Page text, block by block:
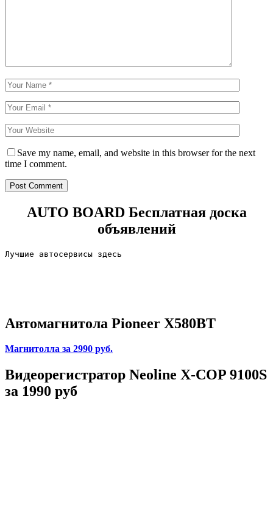
Save my name, email, and website in this browser for the next
time I comment.
AUTO BOARDБесплатная доска
объявлений
Лучшие автосервисы здесь
Автомагнитола Pioneer X580BT
Магнитолла за 2990 руб.
Видеорегистратор Neoline X-COP 9100S
за 1990 руб